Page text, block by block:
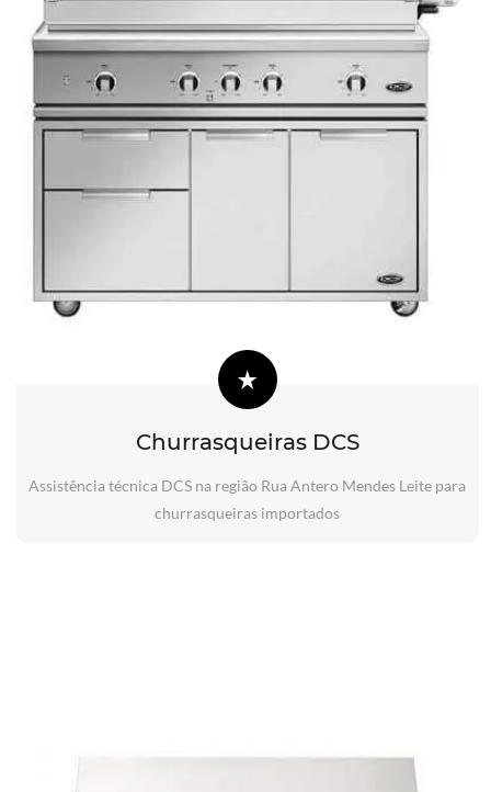
Churrasqueiras DCS
Assistência técnica DCS na região Rua Antero Mendes Leite para
churrasqueiras importados